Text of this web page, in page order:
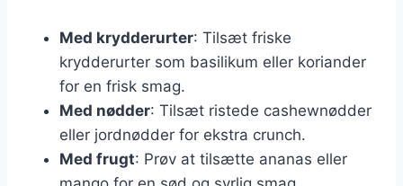
Med krydderurter: Tilsæt friske
krydderurter som basilikum eller koriander
for en frisk smag.
Med nødder: Tilsæt ristede cashewnødder
eller jordnødder for ekstra crunch.
Med frugt: Prøv at tilsætte ananas eller